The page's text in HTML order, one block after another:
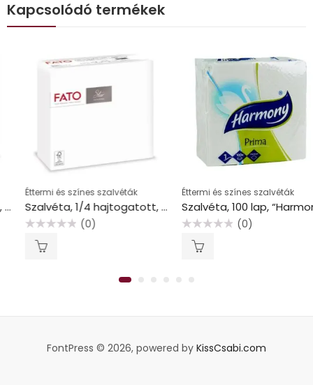
Kapcsolódó termékek
Éttermi és színes szalvéták
Szalvéta, 1/4 hajtogatott, 38×38 cm, FATO “Star”, fehér
(0)
Éttermi és színes szalvéták
Szalvéta, 100 lap, “Harmony Prima Plus”
(0)
FontPress © 2026, powered by KissCsabi.com